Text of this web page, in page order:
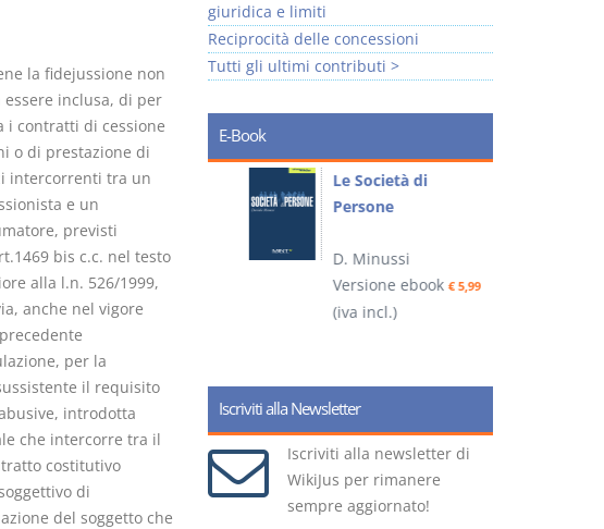
la fidejussione non
essere inclusa, di per
i contratti di cessione
o di prestazione di
intercorrenti tra un
e un
previsti
bis c.c. nel testo
alla l.n. 526/1999,
anche nel vigore
per la
il requisito
introdotta
che intercorre tra il
costitutivo
di
del soggetto che
giuridica e limiti
Reciprocità delle concessioni
Tutti gli ultimi contributi >
E-Book
Il Condominio
La riforma di cui alla legge
220/2012
S. D'Andrea – D.
Minussi
Versione ebook€ 6,99
(iva incl.)
Le Società di
Persone
D. Minussi
Versione ebook€ 5,99
(iva incl.)
Iscriviti alla Newsletter
Iscriviti alla newsletter di
WikiJus per rimanere
sempre aggiornato!